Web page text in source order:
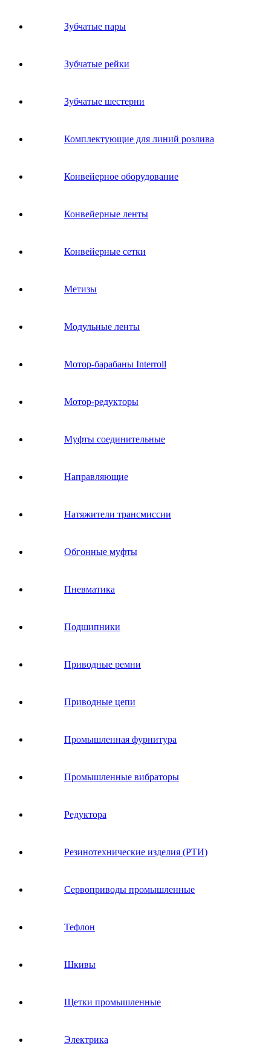
Зубчатые пары
Зубчатые рейки
Зубчатые шестерни
Комплектующие для линий розлива
Конвейерное оборудование
Конвейерные ленты
Конвейерные сетки
Метизы
Модульные ленты
Мотор-барабаны Interroll
Мотор-редукторы
Муфты соединительные
Направляющие
Натяжители трансмиссии
Обгонные муфты
Пневматика
Подшипники
Приводные ремни
Приводные цепи
Промышленная фурнитура
Промышленные вибраторы
Редуктора
Резинотехнические изделия (РТИ)
Сервоприводы промышленные
Тефлон
Шкивы
Щетки промышленные
Электрика